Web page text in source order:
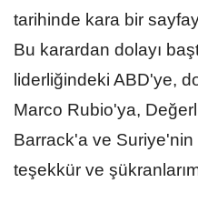
tarihinde kara bir
Bu karardan dolayı
liderliğindeki ABD'ye,
Marco Rubio'ya,
Barrack'a ve
teşekkür ve